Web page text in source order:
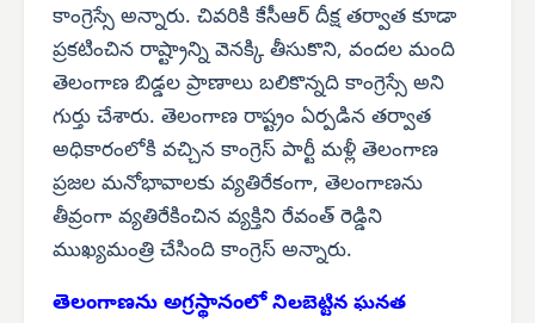
కాంగ్రెస్సే అన్నారు. చివరికి కేసీఆర్ దీక్ష తర్వాత కూడా
ప్రకటించిన రాష్ట్రాన్ని వెనక్కి తీసుకొని, వందల మంది
తెలంగాణ బిడ్డల ప్రాణాలు బలికొన్నది కాంగ్రెస్సే అని
గుర్తు చేశారు. తెలంగాణ రాష్ట్రం ఏర్పడిన తర్వాత
అధికారంలోకి వచ్చిన కాంగ్రెస్ పార్టీ మళ్లీ తెలంగాణ
ప్రజల మనోభావాలకు వ్యతిరేకంగా, తెలంగాణను
తీవ్రంగా వ్యతిరేకించిన వ్యక్తిని రేవంత్ రెడ్డిని
ముఖ్యమంత్రి చేసింది కాంగ్రెస్ అన్నారు.
తెలంగాణను అగ్రస్థానంలోనిలబెట్టిన ఘనత